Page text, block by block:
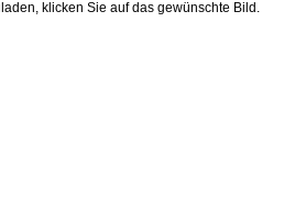
klicken Sie auf das gewünschte Bild.